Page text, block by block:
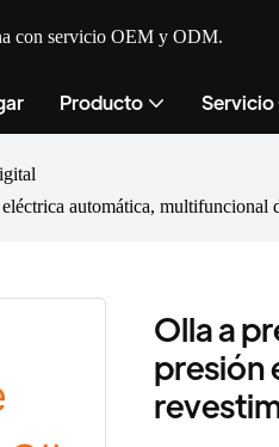
con servicio OEM y ODM.
Producto Servicio
automática, multifuncional
Olla a
presión